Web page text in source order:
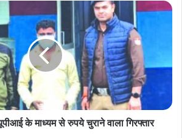
के माध्यम से रुपये चुराने वाला गिरफ्तार